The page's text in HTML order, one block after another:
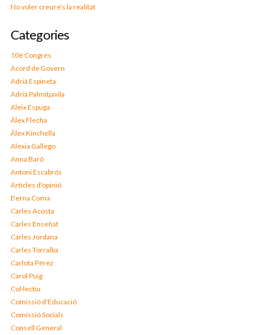
No voler creure’s la realitat
Categories
10è Congrés
Acord de Govern
Adrià Espineta
Adrià Palmitjavila
Aleix Espuga
Àlex Flecha
Àlex Kinchella
Alexia Gallego
Anna Baró
Antoni Escabrós
Articles d'opinió
Berna Coma
Carles Acosta
Carles Enseñat
Carles Jordana
Carles Torralba
Carlota Pérez
Carol Puig
Col·lectiu
Comissió d'Educació
Comissió Socials
Consell General